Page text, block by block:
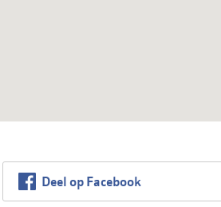
Deel op Facebook